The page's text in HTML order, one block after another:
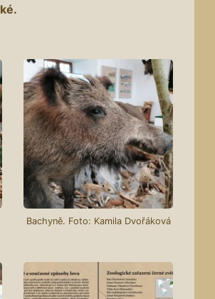
Bachyně. Foto: Kamila Dvořáková